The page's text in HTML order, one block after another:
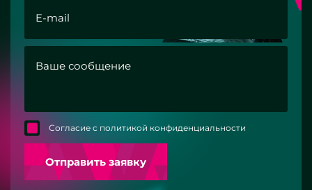
Согласие с политикой конфиденциальности
Отправить заявку